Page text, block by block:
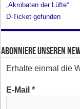
„Akrobaten der Lüfte“
D-Ticket gefunden
Abonniere unseren
Erhalte einmal die
E-Mail*